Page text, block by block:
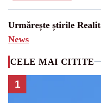
Urmărește știrile
News
CELE MAI CITITE
1